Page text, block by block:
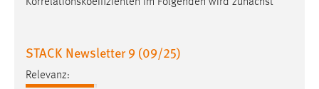
STACK Newsletter 9 (09/25)
Relevanz:
Chat